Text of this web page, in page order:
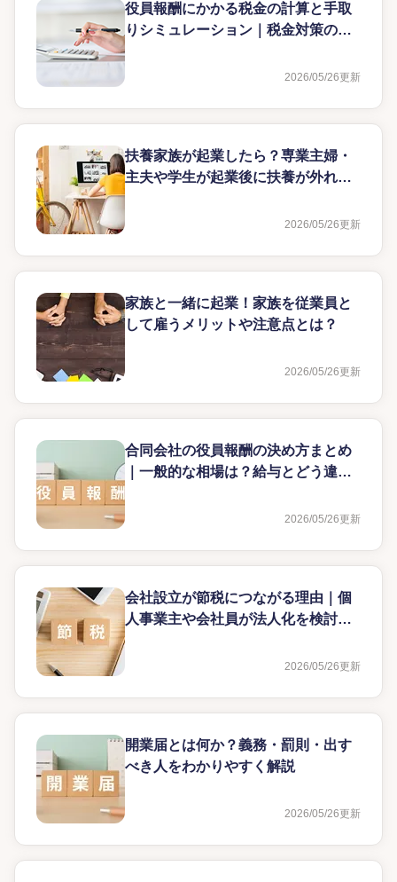
役員報酬にかかる税金の計算と手取
りシミュレーション｜税金対策のポ
2026/05/26更新
扶養家族が起業したら？専業主婦・
主夫や学生が起業後に扶養が外れる
2026/05/26更新
家族と一緒に起業！家族を従業員と
して雇うメリットや注意点とは？
2026/05/26更新
合同会社の役員報酬の決め方まとめ
｜一般的な相場は？給与とどう違
2026/05/26更新
会社設立が節税につながる理由｜個
人事業主や会社員が法人化を検討す
2026/05/26更新
開業届とは何か？義務・罰則・出す
べき人をわかりやすく解説
2026/05/26更新